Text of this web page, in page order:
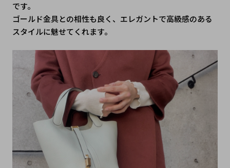
です。
ゴールド金具との相性も良く、エレガントで高級感のある
スタイルに魅せてくれます。